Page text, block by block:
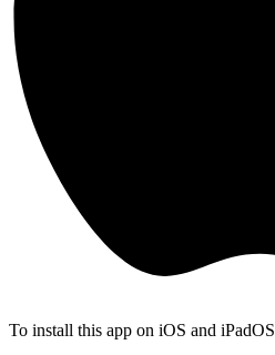
To install this app on iOS and iPadOS